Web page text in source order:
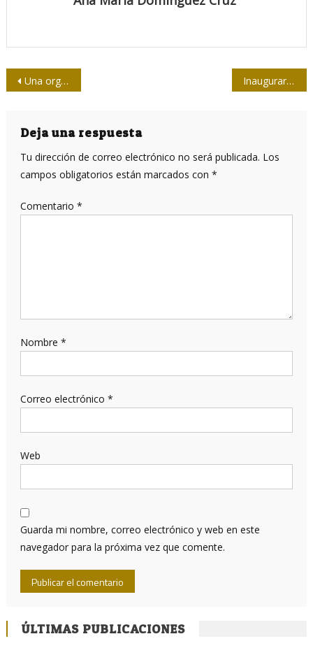
Navegación
entradas
Una organización como la AHS no envejece Inaugurarán Expo colectiva virutal de artistas premiados en tiempos de Covid-19
Deja una respuesta
Tu dirección de correo electrónico no será publicada. Los
campos obligatorios están marcados con *
Comentario *
Nombre *
Correo electrónico *
Web
Guarda mi nombre, correo electrónico y web en este
navegador para la próxima vez que comente.
ÚLTIMAS PUBLICACIONES